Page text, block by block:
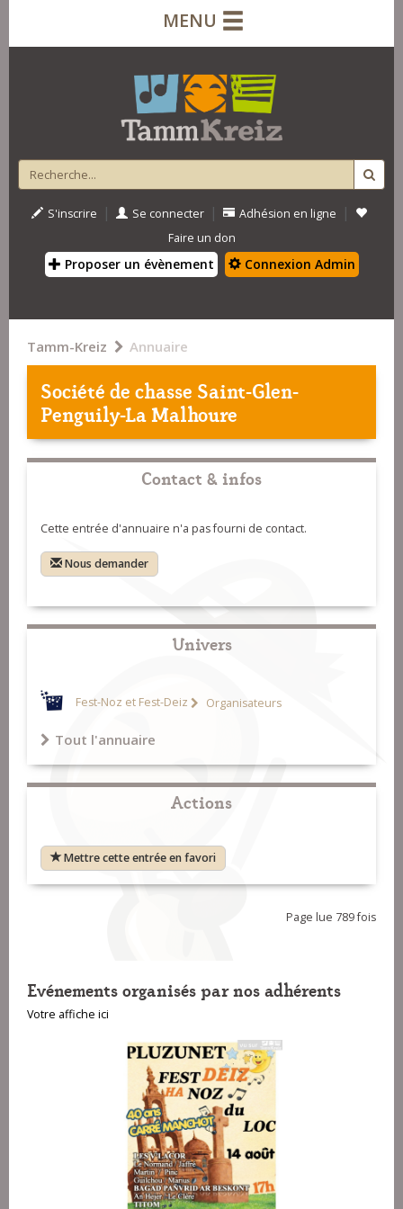
MENU
S'inscrire | Se connecter | Adhésion en ligne |
Faire un don
Proposer un évènement Connexion Admin
Tamm-Kreiz Annuaire
Société de chasse Saint-Glen-
Penguily-La Malhoure
Contact & infos
Cette entrée d'annuaire n'a pas fourni de contact.
Nous demander
Univers
Fest-Noz et Fest-Deiz Organisateurs
Tout l'annuaire
Actions
Mettre cette entrée en favori
Page lue 789 fois
Evénements organisés par nos adhérents
Votre affiche ici